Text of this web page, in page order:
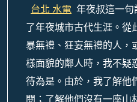
台北 水電 年夜叔這一
了年夜城市古代生涯。從
暴無禮、狂妄無禮的人，
樣面貌的鄰人時，我不疑
待為是。由於，我了解他